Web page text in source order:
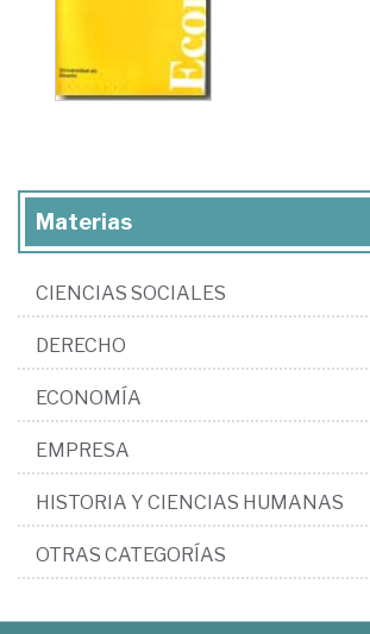
Materias
CIENCIAS SOCIALES
DERECHO
ECONOMÍA
EMPRESA
HISTORIA Y CIENCIAS HUMANAS
OTRAS CATEGORÍAS